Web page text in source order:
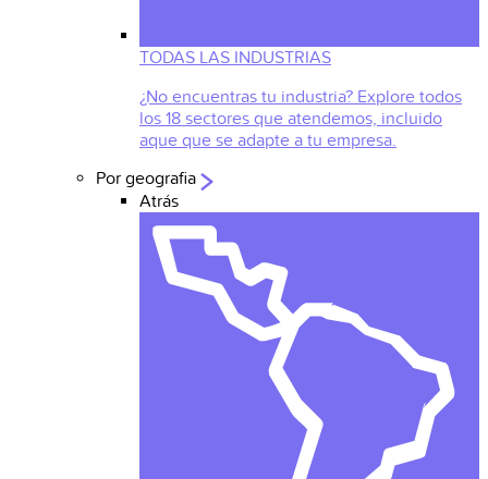
TODAS LAS INDUSTRIAS
¿No encuentras tu industria? Explore todos
los 18 sectores que atendemos, incluido
aque que se adapte a tu empresa.
Por geografia
Atrás